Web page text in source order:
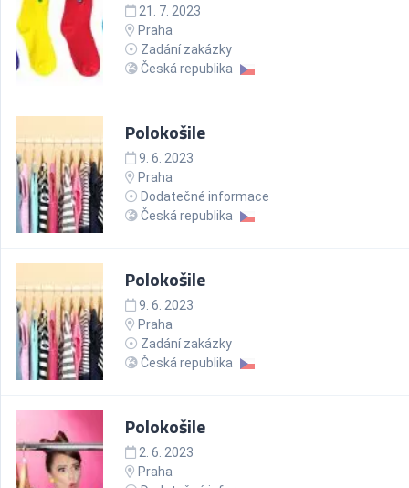
21. 7. 2023
Praha
Zadání zakázky
Česká republika
Polokošile
9. 6. 2023
Praha
Dodatečné informace
Česká republika
Polokošile
9. 6. 2023
Praha
Zadání zakázky
Česká republika
Polokošile
2. 6. 2023
Praha